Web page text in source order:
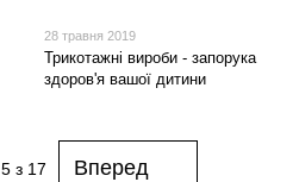
28 травня 2019
Трикотажні вироби - запорука
здоров'я вашої дитини
5з 17 Вперед